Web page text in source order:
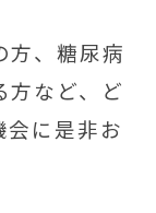
方、糖尿病
方など、ど
会に是非お